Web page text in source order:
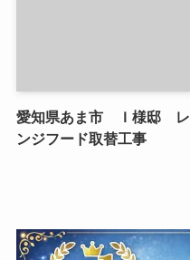
愛知県あま市 Ｉ様邸 レ
ンジフード取替工事